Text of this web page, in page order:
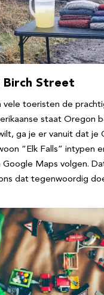
Birch Street
vele toeristen de
staat Oregon
ga je er vanuit dat je
“Elk Falls” intypen
Google Maps volgen.
dat tegenwoordig